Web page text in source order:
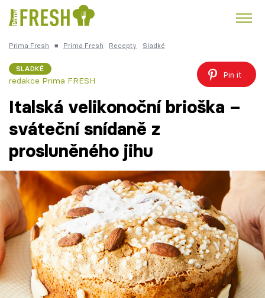
Česká kuchyně Čokoláda
Témata
Recepty
Články
TV Program
Škola vaření
Prima Fresh ■ Prima Fresh Recepty Sladké
SLADKÉ
redakce Prima FRESH
Pin it
Italská velikonoční brioška –
sváteční snídaně z
prosluněného jihu